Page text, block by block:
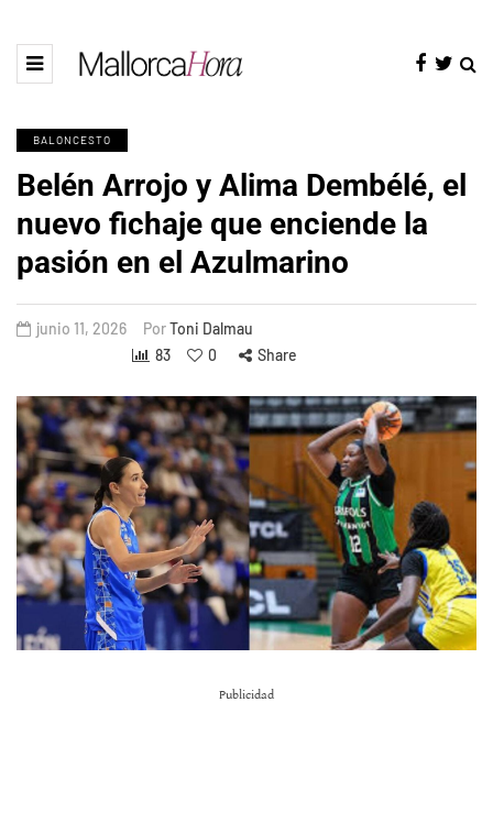
BALONCESTO
Belén Arrojo y Alima Dembélé, el
nuevo fichaje que enciende la
pasión en el Azulmarino
junio 11, 2026 PorToni Dalmau
83
0 Share
Publicidad